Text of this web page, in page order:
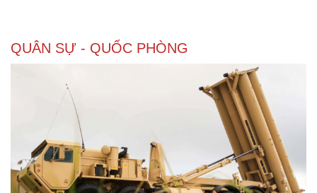
Doanh nghiệp
Thông tin doanh nghiệp
Doanh nghiệp 24h
Sành điệu
Tin Công nghệ
QUÂN SỰ - QUỐC PHÒNG